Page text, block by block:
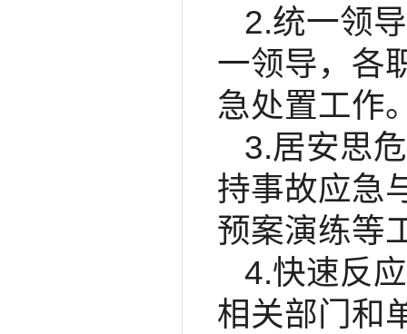
2.统一领
一领导，各
急处置工作
3.居安思
持事故应急
预案演练等
4.快速反
相关部门和